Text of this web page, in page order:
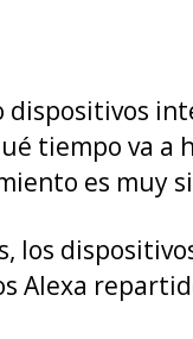
dispositivos
tiempo va a
es muy
los
Alexa